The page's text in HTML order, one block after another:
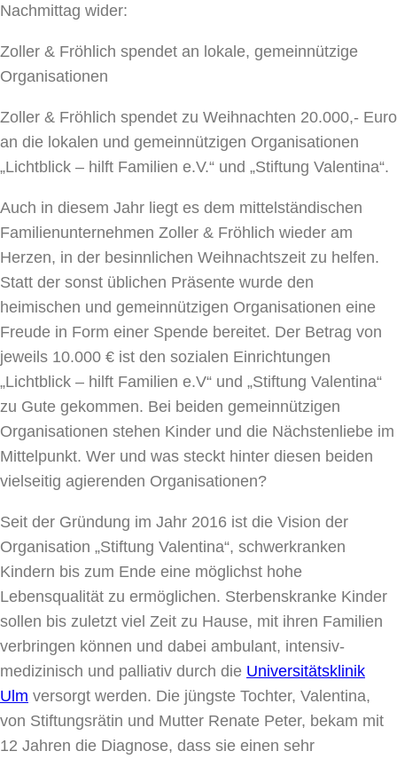
Nachmittag wider:
Zoller & Fröhlich spendet an lokale, gemeinnützige
Organisationen
Zoller & Fröhlich spendet zu Weihnachten 20.000,- Euro
an die lokalen und gemeinnützigen Organisationen
„Lichtblick – hilft Familien e.V.“ und „Stiftung Valentina“.
Auch in diesem Jahr liegt es dem mittelständischen
Familienunternehmen Zoller & Fröhlich wieder am
Herzen, in der besinnlichen Weihnachtszeit zu helfen.
Statt der sonst üblichen Präsente wurde den
heimischen und gemeinnützigen Organisationen eine
Freude in Form einer Spende bereitet. Der Betrag von
jeweils 10.000 € ist den sozialen Einrichtungen
„Lichtblick – hilft Familien e.V“ und „Stiftung Valentina“
zu Gute gekommen. Bei beiden gemeinnützigen
Organisationen stehen Kinder und die Nächstenliebe im
Mittelpunkt. Wer und was steckt hinter diesen beiden
vielseitig agierenden Organisationen?
Seit der Gründung im Jahr 2016 ist die Vision der
Organisation „Stiftung Valentina“, schwerkranken
Kindern bis zum Ende eine möglichst hohe
Lebensqualität zu ermöglichen. Sterbenskranke Kinder
sollen bis zuletzt viel Zeit zu Hause, mit ihren Familien
verbringen können und dabei ambulant, intensiv-
medizinisch und palliativ durch die Universitätsklinik
Ulm versorgt werden. Die jüngste Tochter, Valentina,
von Stiftungsrätin und Mutter Renate Peter, bekam mit
12 Jahren die Diagnose, dass sie einen sehr